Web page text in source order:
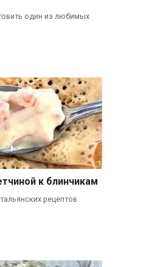
один из любимых
к блинчикам
рецептов